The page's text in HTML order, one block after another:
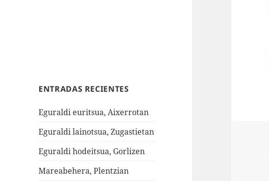
ENTRADAS RECIENTES
Eguraldi euritsua, Aixerrotan
Eguraldi lainotsua, Zugastietan
Eguraldi hodeitsua, Gorlizen
Mareabehera, Plentzian